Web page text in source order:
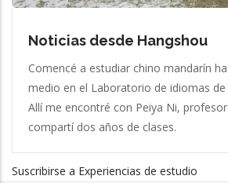
Noticias desde Hangshou
Comencé a estudiar chino mandarín
medio en el Laboratorio de idiomas de
Allí me encontré con Peiya Ni,
compartí dos años de clases.
Suscribirse a Experiencias de estudio